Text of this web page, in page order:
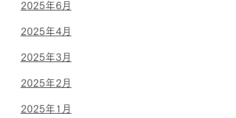
2025年6月
2025年4月
2025年3月
2025年2月
2025年1月